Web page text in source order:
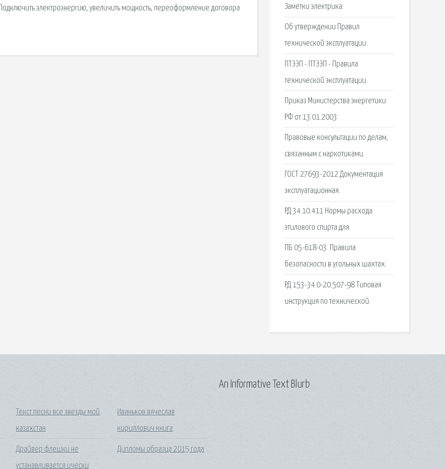
электроэнергию, увеличить мощность, переоформление договора
Заметки электрика.
Об утверждении Правил
технической эксплуатации.
ПТЭЭП - ПТЭЭП - Правила
технической эксплуатации.
Приказ Министерства энергетики
РФ от 13.01.2003
Правовые консультации по делам,
связанным с наркотиками.
ГОСТ 27693-2012 Документация
эксплуатационная.
РД 34.10.411 Нормы расхода
этилового спирта для.
ПБ 05-618-03. Правила
безопасности в угольных шахтах.
РД 153-34.0-20.507-98 Типовая
инструкция по технической.
Текст песни все звезды мой
казахстан
Драйвер флешки не
устанавливается ически
Иваньков вячеслав
кириллович книга
Дипломы образца 2015 года
An Informative Text Blurb